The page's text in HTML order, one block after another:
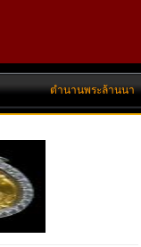
ตำนานพระล้านนา